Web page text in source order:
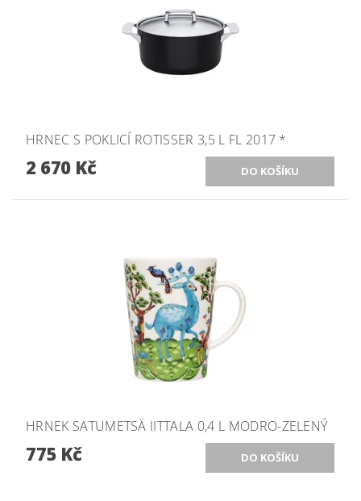
HRNEC S POKLICÍ ROTISSER 3,5 L FL 2017 *
2 670 Kč
HRNEK SATUMETSÄ IITTALA 0,4 L MODRO-ZELENÝ
775 Kč